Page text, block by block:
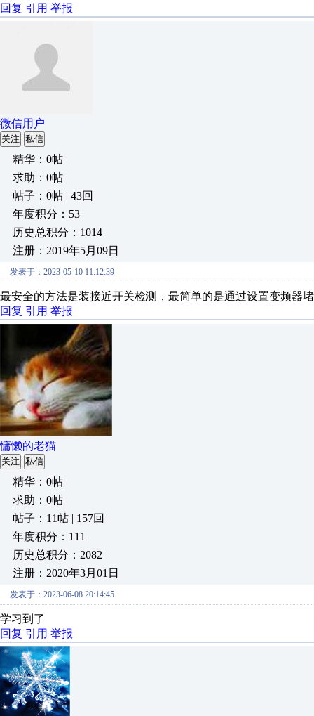
回复 引用 举报
微信用户
关注 私信
精华：0帖
求助：0帖
帖子：0帖 | 43回
年度积分：53
历史总积分：1014
注册：2019年5月09日
发表于：2023-05-10 11:12:39
最安全的方法是装接近开关检测，最简单的是通过设置变频器
回复 引用 举报
慵懒的老猫
关注 私信
精华：0帖
求助：0帖
帖子：11帖 | 157回
年度积分：111
历史总积分：2082
注册：2020年3月01日
发表于：2023-06-08 20:14:45
学习到了
回复 引用 举报